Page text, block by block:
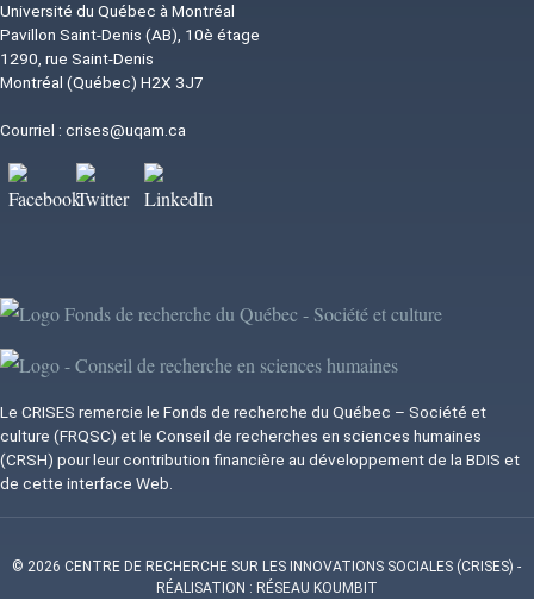
Université du Québec à Montréal
Pavillon Saint-Denis (AB), 10è étage
1290, rue Saint-Denis
Montréal (Québec) H2X 3J7
Courriel : crises@uqam.ca
Image Image Image
Image
Image
Le CRISES remercie le Fonds de recherche du Québec – Société et
culture (FRQSC) et le Conseil de recherches en sciences humaines
(CRSH) pour leur contribution financière au développement de la BDIS et
de cette interface Web.
© 2026 CENTRE DE RECHERCHE SUR LES INNOVATIONS SOCIALES (CRISES)-
RÉALISATION : RÉSEAU KOUMBIT